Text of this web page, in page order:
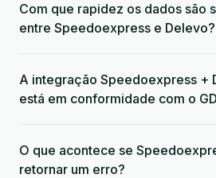
Com que rapidez os dados são
entre Speedoexpress e Delevo?
A integração Speedoexpress +
está em conformidade com o
O que acontece se
retornar um erro?